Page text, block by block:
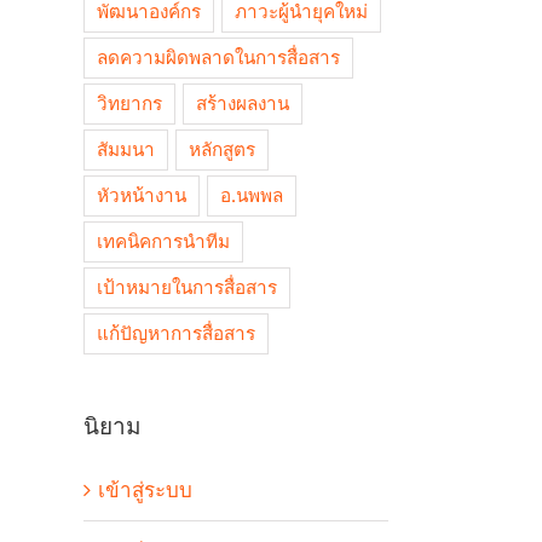
พัฒนาองค์กร ภาวะผู้นำยุคใหม่
ลดความผิดพลาดในการสื่อสาร
วิทยากร สร้างผลงาน
สัมมนา หลักสูตร
หัวหน้างาน อ.นพพล
เทคนิคการนำทีม
เป้าหมายในการสื่อสาร
แก้ปัญหาการสื่อสาร
นิยาม
เข้าสู่ระบบ